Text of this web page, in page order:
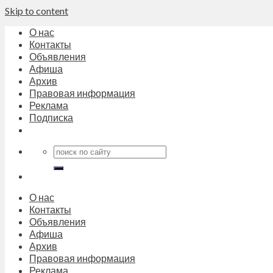
Skip to content
О нас
Контакты
Объявления
Афиша
Архив
Правовая информация
Реклама
Подписка
О нас
Контакты
Объявления
Афиша
Архив
Правовая информация
Реклама